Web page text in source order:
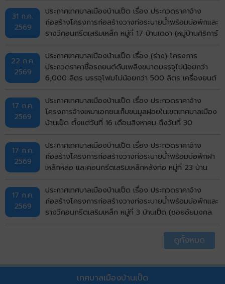
จังหวัดขอนแก่น ด้วยวิธีประกวดราคาอิเล็กทรอนิกส์ (e-
bidding)
31 ก.ค.
2569
ประกาศเทศบาลเมืองบ้านเป็ด เรื่อง ประกวดราคาจ้าง
ก่อสร้างโครงการก่อสร้างวางท่อระบายน้ำพร้อมบ่อพักและ
รางวีคอนกรีตเสริมเหล็ก หมู่ที่ 17 บ้านเดชา (หมู่บ้านศิริการ์
ด้วยวิธีประกวดราคาอิเล็กทรอนิกส์ (e-bidding)
22 ก.ค.
2569
ประกาศเทศบาลเมืองบ้านเป็ด เรื่อง (ร่าง) โครงการ
ประกวดราคาซื้อรถยนต์ดับเพลิงขนาดบรรจุไม่น้อยกว่า
6,000 ลิตร บรรจุโฟมไม่น้อยกว่า 500 ลิตร เครื่องยนต์
ตั้งระบบปั๊มแรงดันสูงและอุปกรณ์ในการดับเพลิงครบชุด
จำนวน 1 คัน ด้วยวิธีประกวดราคาอิเล็กทรอนิกส์ (e-
bidding)
17 ก.ค.
2569
ประกาศเทศบาลเมืองบ้านเป็ด เรื่อง ประกวดราคาจ้าง
โครงการจ้างเหมาเอกชนเก็บขนมูลฝอยในเขตเทศบาลเมือง
บ้านเป็ด ตั้งแต่วันที่ 16 เดือนสิงหาคม ถึงวันที่ 30
(e-bidding)
17 ก.ค.
2569
ประกาศเทศบาลเมืองบ้านเป็ด เรื่อง ประกวดราคาจ้าง
ก่อสร้างโครงการก่อสร้างวางท่อระบายน้ำพร้อมบ่อพักฝา
เหล็กหล่อ และคอนกรีตเสริมเหล็กหลังท่อ หมู่ที่ 23 บ้าน
อำเภอเมืองขอนแก่น จังหวัดขอนแก่น ด้วยวิธีประกวดราคา
อิเล็กทรอนิกส์ (e-bidding)
17 ก.ค.
2569
ประกาศเทศบาลเมืองบ้านเป็ด เรื่อง ประกวดราคาจ้าง
ก่อสร้างโครงการก่อสร้างวางท่อระบายน้ำพร้อมบ่อพักและ
รางวีคอนกรีตเสริมเหล็ก หมู่ที่ 3 บ้านเป็ด (ซอยชัยมงคล
ขอนแก่น ด้วยวิธีประกวดราคาอิเล็กทรอนิกส์ (e-bidding)
ดูทั้งหมด
เทศบาลเมืองบ้านเป็ด